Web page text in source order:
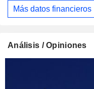
Más datos financieros
Análisis / Opiniones